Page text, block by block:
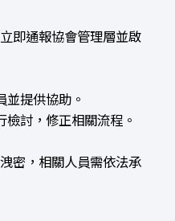
即通報協會管理層並啟
並提供協助。
檢討，修正相關流程。
密，相關人員需依法承